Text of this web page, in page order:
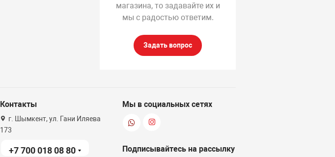
магазина, то задавайте их и
мы с радостью ответим.
Задать вопрос
Контакты
г. Шымкент, ул. Гани Иляева
173
+7 700 018 08 80
Мы в социальных сетях
Подписывайтесь на рассылку